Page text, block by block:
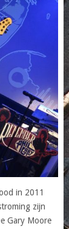
in 2011
zijn
Gary Moore